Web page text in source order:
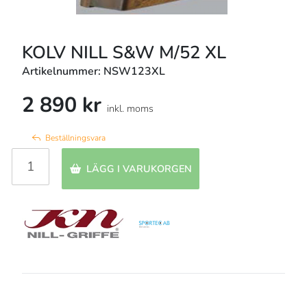
KOLV NILL S&W M/52 XL
Artikelnummer: NSW123XL
2 890 kr inkl. moms
Beställningsvara
LÄGG I VARUKORGEN